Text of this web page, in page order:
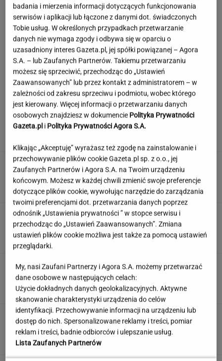
Wieniawa jako jurorka "TzG" to
dobry pomysł? "Będzie musiała być uważna"
Słowa, których używały nasze prababcie.
Udowodnij, że wiesz o co chodzi
"Mam kontrolę nad własnym ciałem". Kobiety
masowo stawiają na boysober
Polski "Tinder dla lekarzy". "Nie
chodzi o wywyższanie się"
SUBSKRYPCJA
"Poznajmy się bliżej". Nawrocka zaprasza
młode Polki
badania i mierzenia informacji dotyczących funkcjonowania
serwisów i aplikacji lub łączone z danymi dot. świadczonych
Tobie usług. W określonych przypadkach przetwarzanie
danych nie wymaga zgody i odbywa się w oparciu o
uzasadniony interes Gazeta.pl, jej spółki powiązanej – Agora
S.A. – lub Zaufanych Partnerów. Takiemu przetwarzaniu
możesz się sprzeciwić, przechodząc do „Ustawień
Zaawansowanych” lub przez kontakt z administratorem – w
zależności od zakresu sprzeciwu i podmiotu, wobec którego
jest kierowany. Więcej informacji o przetwarzaniu danych
osobowych znajdziesz w dokumencie Polityka Prywatności
Gazeta.pl i Polityka Prywatności Agora S.A.
Klikając „Akceptuję” wyrażasz też zgodę na zainstalowanie i
przechowywanie plików cookie Gazeta.pl sp. z o.o., jej
Zaufanych Partnerów i Agora S.A. na Twoim urządzeniu
końcowym. Możesz w każdej chwili zmienić swoje preferencje
dotyczące plików cookie, wywołując narzędzie do zarządzania
twoimi preferencjami dot. przetwarzania danych poprzez
odnośnik „Ustawienia prywatności ” w stopce serwisu i
przechodząc do „Ustawień Zaawansowanych”. Zmiana
ustawień plików cookie możliwa jest także za pomocą ustawień
przeglądarki.
My, nasi Zaufani Partnerzy i Agora S.A. możemy przetwarzać
dane osobowe w następujących celach:
Użycie dokładnych danych geolokalizacyjnych. Aktywne
skanowanie charakterystyki urządzenia do celów
identyfikacji. Przechowywanie informacji na urządzeniu lub
dostęp do nich. Spersonalizowane reklamy i treści, pomiar
reklam i treści, badnie odbiorców i ulepszanie usług.
Lista Zaufanych Partnerów